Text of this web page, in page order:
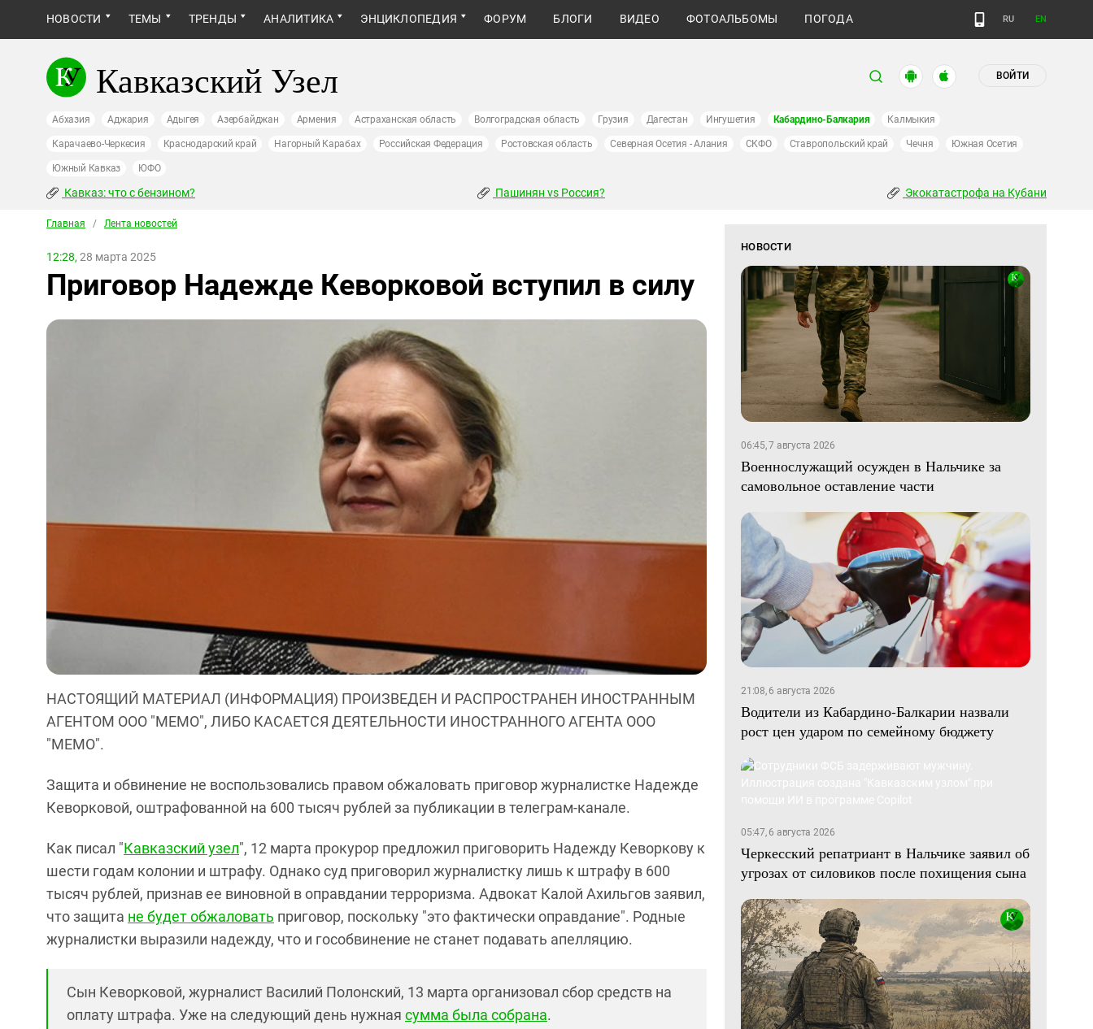
НОВОСТИ ТЕМЫ ТРЕНДЫ АНАЛИТИКА ЭНЦИКЛОПЕДИЯ ФОРУМ БЛОГИ ВИДЕО ФОТОАЛЬБОМЫ ПОГОДА RU EN
Кавказский Узел ВОЙТИ
Абхазия Аджария Адыгея Азербайджан Армения Астраханская область Волгоградская область Грузия Дагестан Ингушетия Кабардино-Балкария Калмыкия
Карачаево-Черкесия Краснодарский край Нагорный Карабах Российская Федерация Ростовская область Северная Осетия - Алания СКФО Ставропольский край Чечня Южная Осетия
Южный Кавказ ЮФО
Кавказ: что с бензином? Пашинян vs Россия? Экокатастрофа на Кубани
Главная / Лента новостей
12:28, 28 марта 2025
Приговор Надежде Кеворковой вступил в силу
НАСТОЯЩИЙ МАТЕРИАЛ (ИНФОРМАЦИЯ) ПРОИЗВЕДЕН И РАСПРОСТРАНЕН ИНОСТРАННЫМ
АГЕНТОМ ООО "МЕМО", ЛИБО КАСАЕТСЯ ДЕЯТЕЛЬНОСТИ ИНОСТРАННОГО АГЕНТА ООО
"МЕМО".
Защита и обвинение не воспользовались правом обжаловать приговор журналистке Надежде
Кеворковой, оштрафованной на 600 тысяч рублей за публикации в телеграм-канале.
Как писал "Кавказский узел", 12 марта прокурор предложил приговорить Надежду Кеворкову к
шести годам колонии и штрафу. Однако суд приговорил журналистку лишь к штрафу в 600
тысяч рублей, признав ее виновной в оправдании терроризма. Адвокат Калой Ахильгов заявил,
что защита не будет обжаловать приговор, поскольку "это фактически оправдание". Родные
журналистки выразили надежду, что и гособвинение не станет подавать апелляцию.
Сын Кеворковой, журналист Василий Полонский, 13 марта организовал сбор средств на
оплату штрафа. Уже на следующий день нужная сумма была собрана.
НОВОСТИ
06:45, 7 августа 2026
Военнослужащий осужден в Нальчике за
самовольное оставление части
21:08, 6 августа 2026
Водители из Кабардино-Балкарии назвали
рост цен ударом по семейному бюджету
05:47, 6 августа 2026
Черкесский репатриант в Нальчике заявил об
угрозах от силовиков после похищения сына